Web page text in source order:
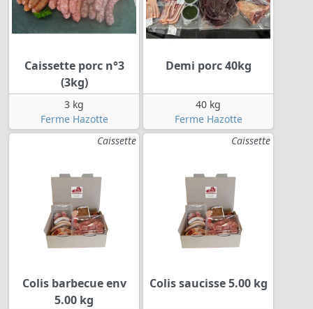
Caissette porc n°3
(3kg)
3 kg
Ferme Hazotte
Demi porc 40kg
40 kg
Ferme Hazotte
Caissette
Colis barbecue env
5.00 kg
Caissette
Colis saucisse 5.00 kg